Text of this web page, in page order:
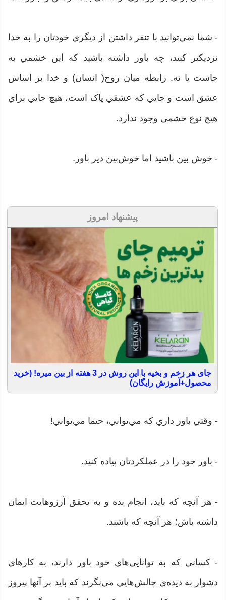
- شما نمي‌توانيد با تنفر داشتن از ديگري خودتان را به خدا
نزديکتر کنيد، چه باور داشته باشيد که اين خشمي به
جاست يا نه. رابطه ميان روح( انسان) و خدا بر اساس
عشق است و جايي که عشقي پاک است، هيچ جايي براي
هيچ نوع خشمي وجود ندارد.
- خوش بين باشيد اما خوش‌بين دير باور.
پیشنهاد امروز
جای هر زخم و بخیه با این روش در 3 هفته از بین میره! (خرید
محصول+آموزش رایگان)
- وقتي باور داري که مي‌تواني، حتما مي‌تواني!
- باور خود را در عملکردتان پياده کنيد.
- هر آنچه که بايد، انجام بده و به تحقق آرزوهايت ايمان
داشته باش؛ هر آنچه که باشند.
- کساني که به توانايي‌هاي خود باور دارند، به کارهاي
دشوار به ديده‌ي چالش‌هايي مي‌نگرند که بايد بر آنها پيروز